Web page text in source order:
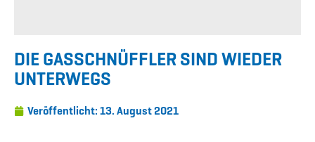
DIE GASSCHNÜFFLER SIND WIEDER
UNTERWEGS
Veröffentlicht:13. August 2021